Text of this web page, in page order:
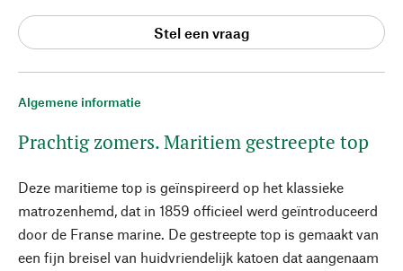
Algemene informatie
Prachtig zomers. Maritiem gestreepte top
Deze maritieme top is geïnspireerd op het klassieke
matrozenhemd, dat in 1859 officieel werd geïntroduceerd
door de Franse marine. De gestreepte top is gemaakt van
een fijn breisel van huidvriendelijk katoen dat aangenaam
Stel een vraag